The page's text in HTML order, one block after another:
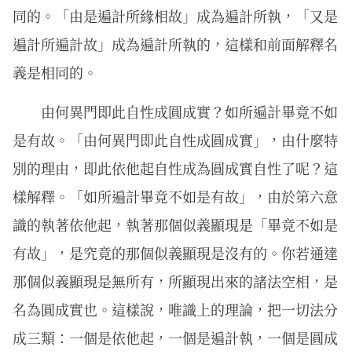
同的。「由是遍計所緣相故」成為遍計所執，「又是
遍計所遍計故」成為遍計所執的，這樣和前面解釋名
義是相同的。
由何異門即此自性成圓成實？如所遍計畢竟不如
是有故。「由何異門即此自性成圓成實」，由什麼特
別的理由，即此依他起自性成為圓成實自性了呢？這
樣解釋。「如所遍計畢竟不如是有故」，由於第六意
識的執著依他起，執著那個似義顯現是「畢竟不如是
有故」，是究竟的那個似義顯現是沒有的。你若通達
那個似義顯現是無所有，所顯現出來的諸法空相，是
名為圓成實也。這樣說，唯識上的理論，把一切法分
成三類：一個是依他起，一個是遍計執，一個是圓成